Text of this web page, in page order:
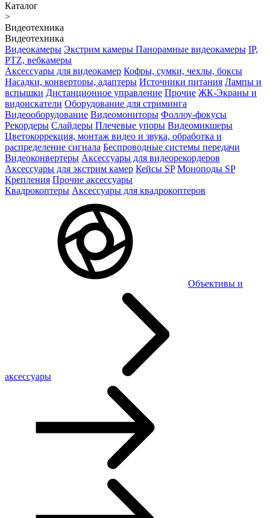
Каталог
>
Видеотехника
Видеотехника
Видеокамеры Экстрим камеры Панорамные видеокамеры IP,
PTZ, вебкамеры
Аксессуары для видеокамер Кофры, сумки, чехлы, боксы
Насадки, конверторы, адаптеры Источники питания Лампы и
вспышки Дистанционное управление Прочие ЖК-Экраны и
видоискатели Оборудование для стриминга
Видеооборудование Видеомониторы Фоллоу-фокусы
Рекордеры Слайдеры Плечевые упоры Видеомикшеры
Цветокоррекция, монтаж видео и звука, обработка и
распределение сигнала Беспроводные системы передачи
Видеоконвертеры Аксессуары для видеорекордеров
Аксессуары для экстрим камер Кейсы SP Моноподы SP
Крепления Прочие аксессуары
Квадрокоптеры Аксессуары для квадрокоптеров
Объективы и
аксессуары